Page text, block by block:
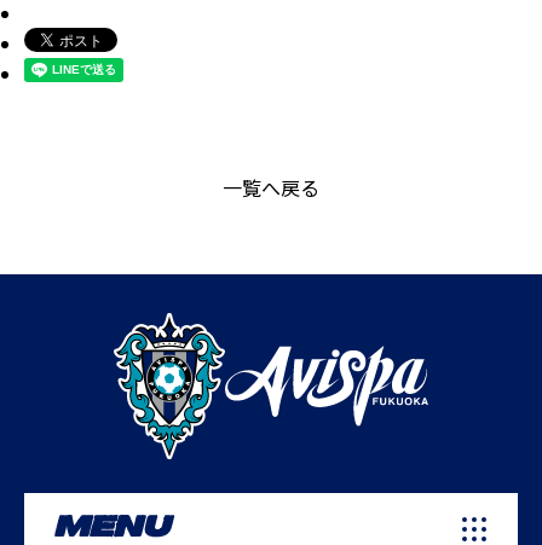
一覧へ戻る
MENU